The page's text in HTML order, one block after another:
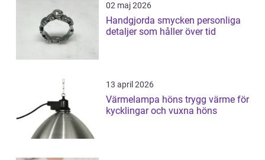
02 maj 2026
Handgjorda smycken personliga
detaljer som håller över tid
13 april 2026
Värmelampa höns trygg värme för
kycklingar och vuxna höns